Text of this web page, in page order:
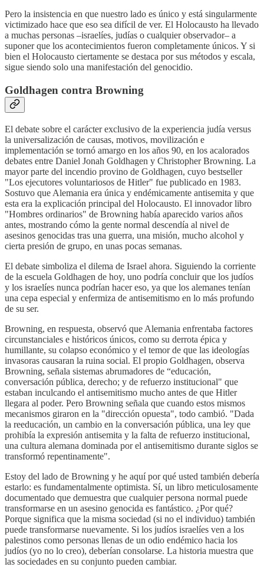
Pero la insistencia en que nuestro lado es único y está singularmente
victimizado hace que eso sea difícil de ver. El Holocausto ha llevado
a muchas personas –israelíes, judías o cualquier observador– a
suponer que los acontecimientos fueron completamente únicos. Y si
bien el Holocausto ciertamente se destaca por sus métodos y escala,
sigue siendo solo una manifestación del genocidio.
Goldhagen contra Browning
El debate sobre el carácter exclusivo de la experiencia judía versus
la universalización de causas, motivos, movilización e
implementación se tornó amargo en los años 90, en los acalorados
debates entre Daniel Jonah Goldhagen y Christopher Browning. La
mayor parte del incendio provino de Goldhagen, cuyo bestseller
"Los ejecutores voluntariosos de Hitler" fue publicado en 1983.
Sostuvo que Alemania era única y endémicamente antisemita y que
esta era la explicación principal del Holocausto. El innovador libro
"Hombres ordinarios" de Browning había aparecido varios años
antes, mostrando cómo la gente normal descendía al nivel de
asesinos genocidas tras una guerra, una misión, mucho alcohol y
cierta presión de grupo, en unas pocas semanas.
El debate simboliza el dilema de Israel ahora. Siguiendo la corriente
de la escuela Goldhagen de hoy, uno podría concluir que los judíos
y los israelíes nunca podrían hacer eso, ya que los alemanes tenían
una cepa especial y enfermiza de antisemitismo en lo más profundo
de su ser.
Browning, en respuesta, observó que Alemania enfrentaba factores
circunstanciales e históricos únicos, como su derrota épica y
humillante, su colapso económico y el temor de que las ideologías
invasoras causaran la ruina social. El propio Goldhagen, observa
Browning, señala sistemas abrumadores de “educación,
conversación pública, derecho; y de refuerzo institucional" que
estaban inculcando el antisemitismo mucho antes de que Hitler
llegara al poder. Pero Browning señala que cuando estos mismos
mecanismos giraron en la "dirección opuesta", todo cambió. "Dada
la reeducación, un cambio en la conversación pública, una ley que
prohibía la expresión antisemita y la falta de refuerzo institucional,
una cultura alemana dominada por el antisemitismo durante siglos se
transformó repentinamente".
Estoy del lado de Browning y he aquí por qué usted también debería
estarlo: es fundamentalmente optimista. Sí, un libro meticulosamente
documentado que demuestra que cualquier persona normal puede
transformarse en un asesino genocida es fantástico. ¿Por qué?
Porque significa que la misma sociedad (si no el individuo) también
puede transformarse nuevamente. Si los judíos israelíes ven a los
palestinos como personas llenas de un odio endémico hacia los
judíos (yo no lo creo), deberían consolarse. La historia muestra que
las sociedades en su conjunto pueden cambiar.